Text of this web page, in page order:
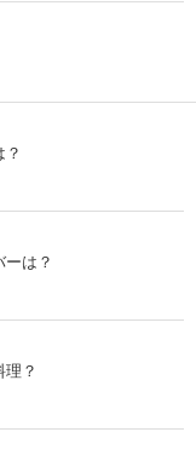
？
は？
？